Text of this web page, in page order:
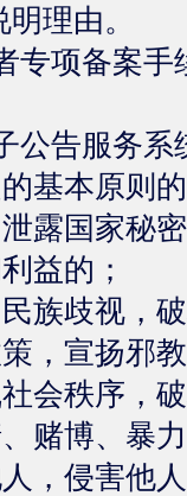
理由。
专项备案
公告服务
基本原则
国家秘密
益的；
歧视，破
宣扬邪教
秩序，破
博、暴力
侵害他人